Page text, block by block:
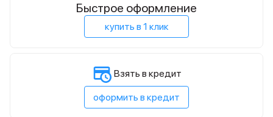
Быстрое оформление
купить в 1 клик
Взять в кредит
оформить в кредит